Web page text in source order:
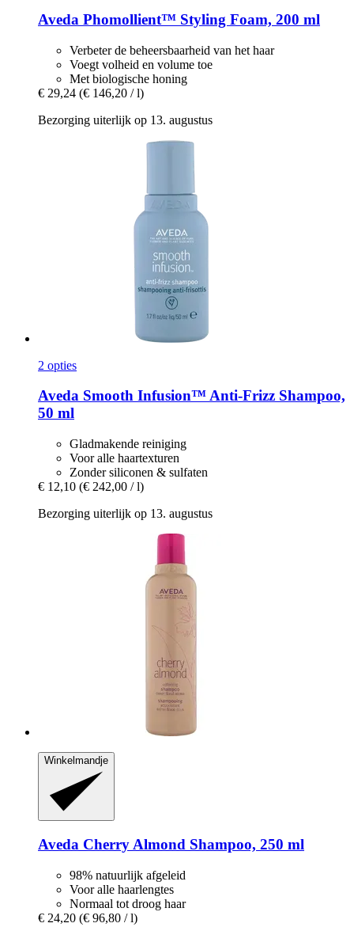
Aveda Phomollient™ Styling Foam, 200 ml
Verbeter de beheersbaarheid van het haar
Voegt volheid en volume toe
Met biologische honing
€ 29,24 (€ 146,20 / l)
Bezorging uiterlijk op 13. augustus
2 opties
Aveda Smooth Infusion™ Anti-​Frizz Shampoo,
50 ml
Gladmakende reiniging
Voor alle haartexturen
Zonder siliconen & sulfaten
€ 12,10 (€ 242,00 / l)
Bezorging uiterlijk op 13. augustus
Winkelmandje
Aveda Cherry Almond Shampoo, 250 ml
98% natuurlijk afgeleid
Voor alle haarlengtes
Normaal tot droog haar
€ 24,20 (€ 96,80 / l)